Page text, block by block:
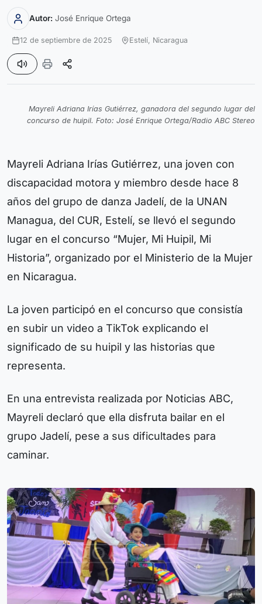
Autor: José Enrique Ortega
12 de septiembre de 2025 Estelí, Nicaragua
Mayreli Adriana Irías Gutiérrez, ganadora del segundo lugar del
concurso de huipil. Foto: José Enrique Ortega/Radio ABC Stereo
Mayreli Adriana Irías Gutiérrez, una joven con
discapacidad motora y miembro desde hace 8
años del grupo de danza Jadelí, de la UNAN
Managua, del CUR, Estelí, se llevó el segundo
lugar en el concurso “Mujer, Mi Huipil, Mi
Historia”, organizado por el Ministerio de la Mujer
en Nicaragua.
La joven participó en el concurso que consistía
en subir un video a TikTok explicando el
significado de su huipil y las historias que
representa.
En una entrevista realizada por Noticias ABC,
Mayreli declaró que ella disfruta bailar en el
grupo Jadelí, pese a sus dificultades para
caminar.